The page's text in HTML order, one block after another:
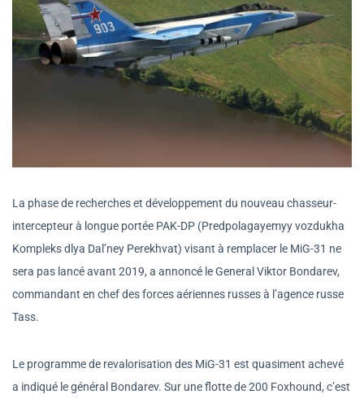
La phase de recherches et développement du nouveau chasseur-
intercepteur à longue portée PAK-DP (Predpolagayemyy vozdukha
Kompleks dlya Dal’ney Perekhvat) visant à remplacer le MiG-31 ne
sera pas lancé avant 2019, a annoncé le General Viktor Bondarev,
commandant en chef des forces aériennes russes à l’agence russe
Tass.
Le programme de revalorisation des MiG-31 est quasiment achevé
a indiqué le général Bondarev. Sur une flotte de 200 Foxhound, c’est